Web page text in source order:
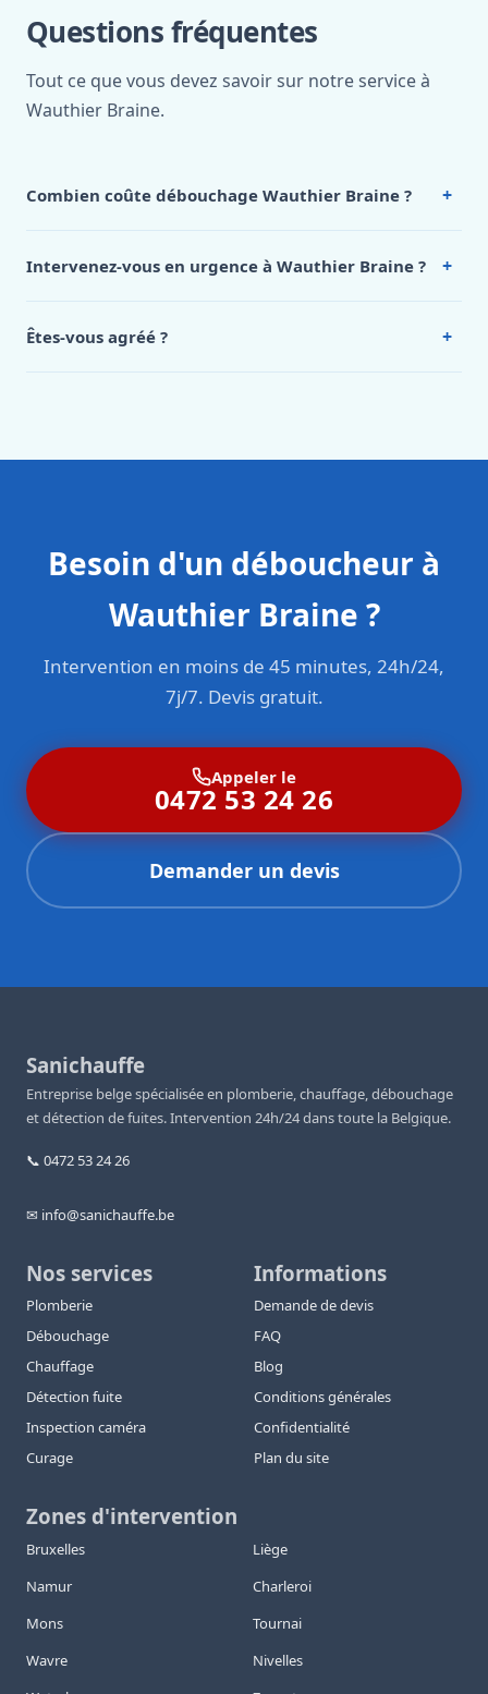
Questions fréquentes
Tout ce que vous devez savoir sur notre service à
Wauthier Braine.
Combien coûte débouchage Wauthier Braine ? +
Wauthier Braine, appelez le 0472 53 24 26.
Intervenez-vous en urgence à Wauthier Braine ? +
Êtes-vous agréé ? +
Besoin d'un déboucheur à
Wauthier Braine ?
Intervention en moins de 45 minutes, 24h/24,
7j/7. Devis gratuit.
Appeler le
0472 53 24 26
Demander un devis
Sanichauffe
Entreprise belge spécialisée en plomberie, chauffage, débouchage
et détection de fuites. Intervention 24h/24 dans toute la Belgique.
📞 0472 53 24 26
✉ info@sanichauffe.be
Nos services
Plomberie
Débouchage
Chauffage
Détection fuite
Inspection caméra
Curage
Informations
Demande de devis
FAQ
Blog
Conditions générales
Confidentialité
Plan du site
Zones d'intervention
Bruxelles
Liège
Namur
Charleroi
Mons
Tournai
Wavre
Nivelles